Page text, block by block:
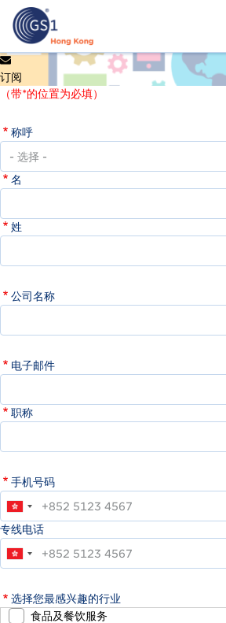
主
要
内
Header
Top
Menu
申请条码
订阅
（带*的位置为必填）
称呼
名
姓
公司名称
电子邮件
职称
手机号码
专线电话
选择您最感兴趣的行业
食品及餐饮服务